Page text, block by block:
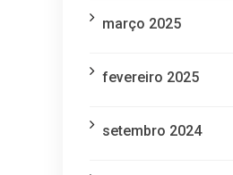
março 2025
fevereiro 2025
setembro 2024